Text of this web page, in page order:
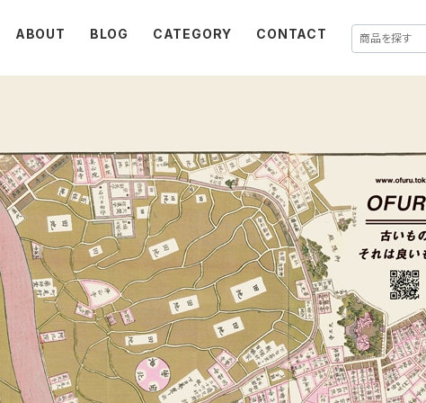
ABOUT BLOG CATEGORY CONTACT